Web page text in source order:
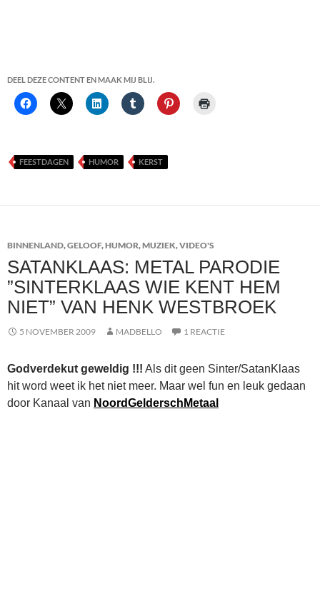
DEEL DEZE CONTENT EN MAAK MIJ BLIJ.
FEESTDAGEN HUMOR KERST
BINNENLAND,GELOOF,HUMOR,MUZIEK,VIDEO'S
SATANKLAAS: METAL PARODIE
”SINTERKLAAS WIE KENT HEM
NIET” VAN HENK WESTBROEK
5 NOVEMBER 2009 MADBELLO 1 REACTIE
Godverdekut geweldig !!! Als dit geen Sinter/SatanKlaas
hit word weet ik het niet meer. Maar wel fun en leuk gedaan
door Kanaal van NoordGelderschMetaal